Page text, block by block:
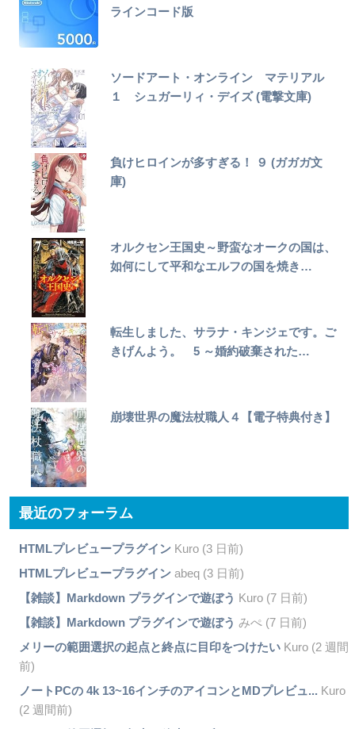
ラインコード版
ソードアート・オンライン マテリアル
１ シュガーリィ・デイズ (電撃文庫)
負けヒロインが多すぎる！ ９ (ガガガ文
庫)
オルクセン王国史～野蛮なオークの国は、
如何にして平和なエルフの国を焼き…
転生しました、サラナ・キンジェです。ご
きげんよう。 5 ～婚約破棄された…
崩壊世界の魔法杖職人４【電子特典付き】
最近のフォーラム
HTMLプレビュープラグインKuro (3 日前)
HTMLプレビュープラグインabeq (3 日前)
【雑談】Markdown プラグインで遊ぼう Kuro (7 日前)
【雑談】Markdown プラグインで遊ぼう みぺ (7 日前)
メリーの範囲選択の起点と終点に目印をつけたいKuro (2 週間
前)
ノートPCの 4k 13~16インチのアイコンとMDプレビュ... Kuro
(2 週間前)